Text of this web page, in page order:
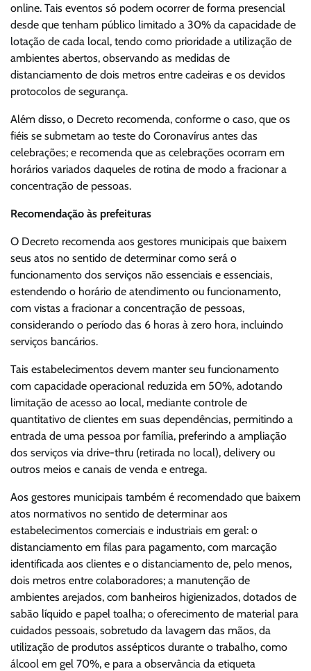
online. Tais eventos só podem ocorrer de forma presencial
desde que tenham público limitado a 30% da capacidade de
lotação de cada local, tendo como prioridade a utilização de
ambientes abertos, observando as medidas de
distanciamento de dois metros entre cadeiras e os devidos
protocolos de segurança.
Além disso, o Decreto recomenda, conforme o caso, que os
fiéis se submetam ao teste do Coronavírus antes das
celebrações; e recomenda que as celebrações ocorram em
horários variados daqueles de rotina de modo a fracionar a
concentração de pessoas.
Recomendação às prefeituras
O Decreto recomenda aos gestores municipais que baixem
seus atos no sentido de determinar como será o
funcionamento dos serviços não essenciais e essenciais,
estendendo o horário de atendimento ou funcionamento,
com vistas a fracionar a concentração de pessoas,
considerando o período das 6 horas à zero hora, incluindo
serviços bancários.
Tais estabelecimentos devem manter seu funcionamento
com capacidade operacional reduzida em 50%, adotando
limitação de acesso ao local, mediante controle de
quantitativo de clientes em suas dependências, permitindo a
entrada de uma pessoa por família, preferindo a ampliação
dos serviços via drive-thru (retirada no local), delivery ou
outros meios e canais de venda e entrega.
Aos gestores municipais também é recomendado que baixem
atos normativos no sentido de determinar aos
estabelecimentos comerciais e industriais em geral: o
distanciamento em filas para pagamento, com marcação
identificada aos clientes e o distanciamento de, pelo menos,
dois metros entre colaboradores; a manutenção de
ambientes arejados, com banheiros higienizados, dotados de
sabão líquido e papel toalha; o oferecimento de material para
cuidados pessoais, sobretudo da lavagem das mãos, da
utilização de produtos assépticos durante o trabalho, como
álcool em gel 70%, e para a observância da etiqueta